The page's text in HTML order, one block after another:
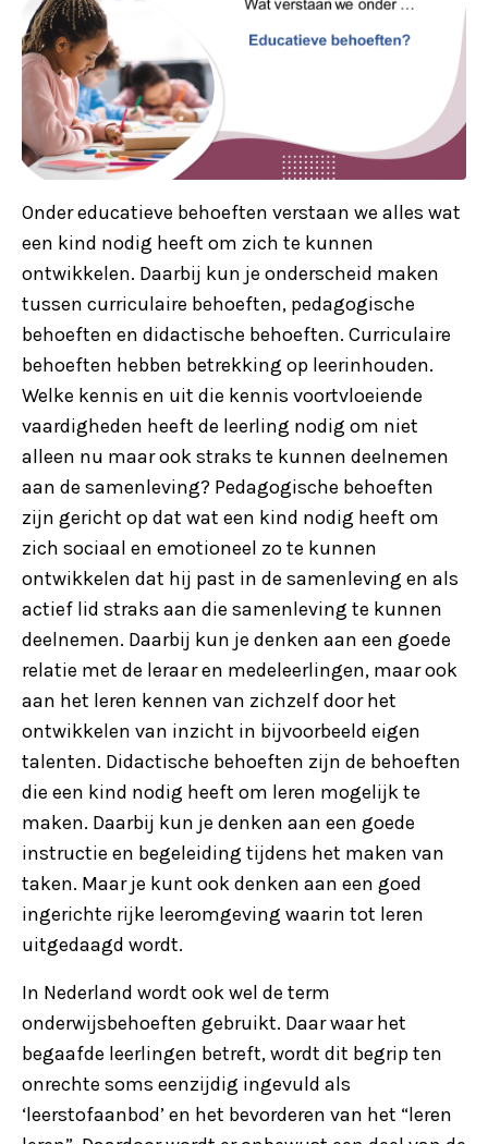
Onder educatieve behoeften verstaan we alles wat
een kind nodig heeft om zich te kunnen
ontwikkelen. Daarbij kun je onderscheid maken
tussen curriculaire behoeften, pedagogische
behoeften en didactische behoeften. Curriculaire
behoeften hebben betrekking op leerinhouden.
Welke kennis en uit die kennis voortvloeiende
vaardigheden heeft de leerling nodig om niet
alleen nu maar ook straks te kunnen deelnemen
aan de samenleving? Pedagogische behoeften
zijn gericht op dat wat een kind nodig heeft om
zich sociaal en emotioneel zo te kunnen
ontwikkelen dat hij past in de samenleving en als
actief lid straks aan die samenleving te kunnen
deelnemen. Daarbij kun je denken aan een goede
relatie met de leraar en medeleerlingen, maar ook
aan het leren kennen van zichzelf door het
ontwikkelen van inzicht in bijvoorbeeld eigen
talenten. Didactische behoeften zijn de behoeften
die een kind nodig heeft om leren mogelijk te
maken. Daarbij kun je denken aan een goede
instructie en begeleiding tijdens het maken van
taken. Maar je kunt ook denken aan een goed
ingerichte rijke leeromgeving waarin tot leren
uitgedaagd wordt.
In Nederland wordt ook wel de term
onderwijsbehoeften gebruikt. Daar waar het
begaafde leerlingen betreft, wordt dit begrip ten
onrechte soms eenzijdig ingevuld als
‘leerstofaanbod’ en het bevorderen van het “leren